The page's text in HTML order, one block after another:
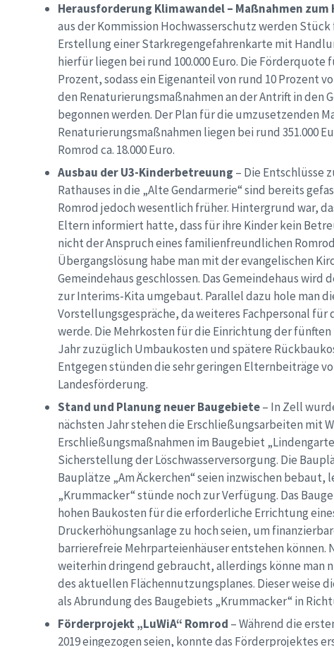
Herausforderung Klimawandel – Maßnahmen zum
aus der Kommission Hochwasserschutz werden
Erstellung einer Starkregengefahrenkarte mit
hierfür liegen bei rund 100.000 Euro. Die
Prozent, sodass ein Eigenanteil von rund 10 Prozent
den Renaturierungsmaßnahmen an der Antrift in den
begonnen werden. Der Plan für die umzusetzenden
Renaturierungsmaßnahmen liegen bei rund 351.000
Romrod ca. 18.000 Euro.
Ausbau der U3-Kinderbetreuung – Die Entschlüsse
Rathauses in die „Alte Gendarmerie“ sind bereits
Romrod jedoch wesentlich früher. Hintergrund war,
Eltern informiert hatte, dass für ihre Kinder kein
nicht der Anspruch eines familienfreundlichen
Übergangslösung habe man mit der evangelischen
Gemeindehaus geschlossen. Das Gemeindehaus
zur Interims-Kita umgebaut. Parallel dazu hole man
Vorstellungsgespräche, da weiteres Fachpersonal
werde. Die Mehrkosten für die Einrichtung der
Jahr zuzüglich Umbaukosten und spätere
Entgegen stünden die sehr geringen Elternbeiträge
Landesförderung.
Stand und Planung neuer Baugebiete– In Zell
nächsten Jahr stehen die Erschließungsarbeiten mit
Erschließungsmaßnahmen im Baugebiet
Sicherstellung der Löschwasserversorgung. Die
Bauplätze „Am Äckerchen“ seien inzwischen
„Krummacker“ stünde noch zur Verfügung. Das
hohen Baukosten für die erforderliche Errichtung
Druckerhöhungsanlage zu hoch seien, um
barrierefreie Mehrparteienhäuser entstehen können.
weiterhin dringend gebraucht, allerdings könne man
des aktuellen Flächennutzungsplanes. Dieser weise
als Abrundung des Baugebiets „Krummacker“ in
Förderprojekt „LuWiA“ Romrod – Während die
2019 eingezogen seien, konnte das Förderprojektes